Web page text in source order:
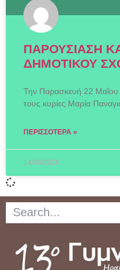
ΠΑΡΟΥΣΙΑΣΗ
ΔΗΜΟΤΙΚΟΥ
Την Παρασκευή 22 Μαΐου
τους κυρίες Μαρία
ΠΕΡΙΣΣΌΤΕΡΑ »
14/06/2026